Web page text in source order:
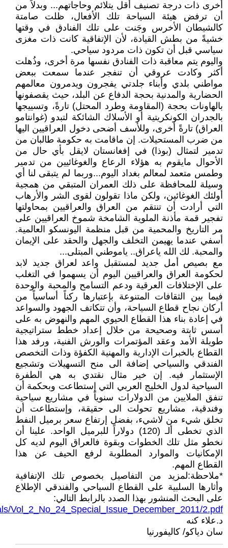
أخرى ذات درجة تصنيف أقل يتلائم وحاجاتهم... وبدلاً من
أن ترفض هيئة السياحة تلك الأفعال، ظلت صامتة
كالشيطان الأخرس وجَنت على تلك الفنادق في وقتها
خشيةً من بطش القيادة، لأن الإتفاقية كانت ذات مغزى
سياسي قبل أن تكون ذات مردود سياحي.
واليوم يتم معاقبة ذات الفنادق نفسها مرة أخرى، وذُهلت
أكثر وكادت عروقي أن تنفجر عندما سمعت ببعض
مواطني بلدي وأبناء جلدتي يفجرون ويدمرون معالمهم
الحضارية والمدنية بحجة الدفاع عن البلد، حيث يقصفونها
بالهاونات بحجة (المقاومة وطرد المحتل) تارةً، وتسييجها
بالجدران الكونكريتية أو الأسلاك الشائكة لتبدو (غوانتامو
العراق) تارةً أخرى، وللأسف أضحى دخول العراقيين اليها
من ضرب المستحيلات. إن ماقامت به حكومة طالبان من
تدمير لتمثال (بوذا) في إفغانستان لايقل بأي حال من
الأحوال مايقوم به هؤلاء الرعاع والغوغائيين من تدمير
وطمس متعمد لمعالم بغداد اليوم...وربما لم يتبقى لنا أي
وسيلة للمحافظة على ذلك العمران المتبقي من همجية
أولئك الغوغائين، ولكن ماذا تقولون لقوى الشر والأرهاب
التي أرادت أن تنتقم من العراق والعراقيين بمحاولتها
تفجير قمة مأذنة الملوية الشامخة شموخ العراقيين على
مر التاريخ والمحمية من قبل منظمة اليونسكو العالمية.
أسفي عندما يهيمن التخلف والجهل والحقد على الإيمان
والمحبة. لك الله ياعراق.. ياموطني المبتلى...
مع بصيص أمل جديد لمستقبل واعد لعراق جديد لابد
لحكومة العراق والعراقيين اليوم أن يسهموا في التغلب
على الإختلافات العرقية ودعم التسامح والمحبة والوحدة
فيما بين الثقافات المتنوعة بإعتبارها ركناً أساسياً من
أركان نجاح قطاع السياحة، وأن تتكاتف الجهود والسواعد
في إعادة بناء هذا القطاع الحيوي المهم والنهوض به على
أسس ثابتة وصحيحة من خلال إعداد خطط ستراتيجية
طويلة الأمد وعقد المؤتمرات والورش الفنية، ورفد هذا
القطاع بالخبرات الإدارية والمهنية الكفؤة وذات التخصص
الفندقي والسياحي إضافة الى منح التسهيلات وتشجيع
الإستثمار فيه. إن خير مثال نقتدي به هي الطفرة
السياحية لدول الخليج العربي التي إستطاعت وبحكمة أن
تنفق الملايين من الدولارات سنوياً في مشاريع سياحية
وفندقية، مشاريع تحولت الى حقيقة، وإستطاعت أن
تخلق شيء من لاشيء، بفضل إرتفاع سعر برميل النفط
الذي تخطى ألـ (120) دولاراً للبرميل الواحد. علينا أن
نخطو مثل تلك الخطوات وبقوة فالعراق اليوم لديه كل
الإمكانيات والموارد المطلوبة لرفع الحيف عن هذا
القطاع المهم.
*ملاحظة:لمزيد من التفاصيل بخصوص تلك الإتفافية
وأثارها السلبية على القطاع السياحي والفندقي الإطلاع
على البحث المنشور بهذا الصدد بالرابط التالي:
Vol_2_No_24_Special_Issue_December_2011/2.pdf
د.علاء كنه
سان دياكو/ كاليفورنيا